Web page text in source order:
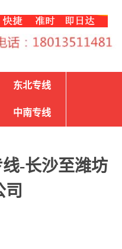
东北专线
中南专线
-长沙至潍坊
司